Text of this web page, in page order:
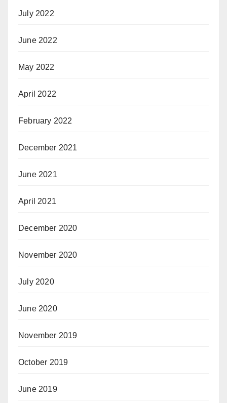
July 2022
June 2022
May 2022
April 2022
February 2022
December 2021
June 2021
April 2021
December 2020
November 2020
July 2020
June 2020
November 2019
October 2019
June 2019